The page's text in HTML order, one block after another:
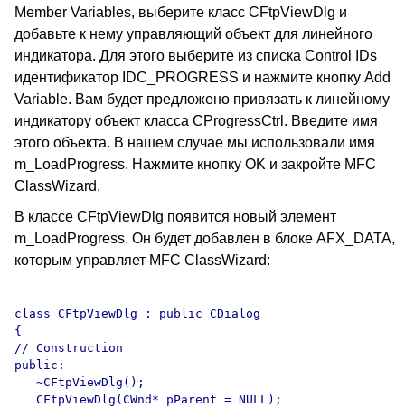
Member Variables, выберите класс CFtpViewDlg и
добавьте к нему управляющий объект для линейного
индикатора. Для этого выберите из списка Control IDs
идентификатор IDC_PROGRESS и нажмите кнопку Add
Variable. Вам будет предложено привязать к линейному
индикатору объект класса CProgressCtrl. Введите имя
этого объекта. В нашем случае мы использовали имя
m_LoadProgress. Нажмите кнопку OK и закройте MFC
ClassWizard.
В классе CFtpViewDlg появится новый элемент
m_LoadProgress. Он будет добавлен в блоке AFX_DATA,
которым управляет MFC ClassWizard:
class CFtpViewDlg : public CDialog
{
// Construction
public:
   ~CFtpViewDlg();
   CFtpViewDlg(CWnd* pParent = NULL);